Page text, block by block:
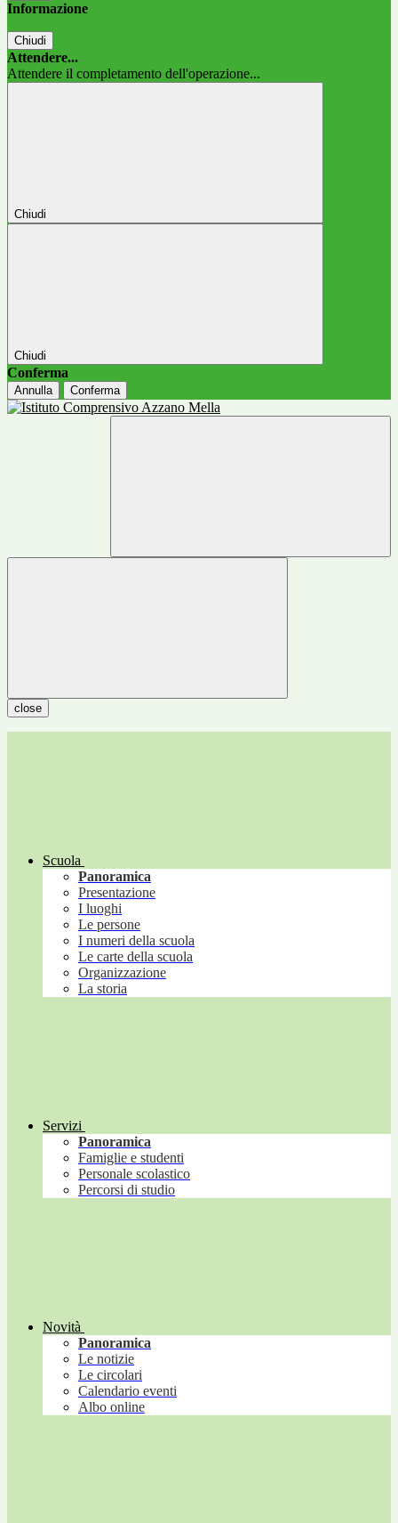
Informazione
Chiudi
Attendere...
Attendere il completamento dell'operazione...
Chiudi
Chiudi
Conferma
Annulla Conferma
close
Scuola
Panoramica
Presentazione
I luoghi
Le persone
I numeri della scuola
Le carte della scuola
Organizzazione
La storia
Servizi
Panoramica
Famiglie e studenti
Personale scolastico
Percorsi di studio
Novità
Panoramica
Le notizie
Le circolari
Calendario eventi
Albo online